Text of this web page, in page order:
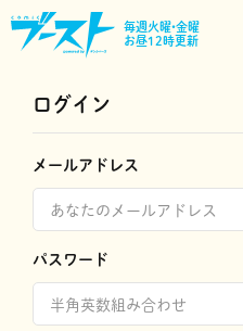
毎週火曜•金曜
お昼12時更新
ログイン
メールアドレス
パスワード